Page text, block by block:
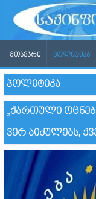
ᲛᲗᲐᲕᲐᲠᲘ ᲞᲝᲚᲘᲢᲘᲙᲐ
ᲞᲝᲚᲘᲢᲘᲙᲐ
„ᲥᲐᲠᲗᲣᲚᲘ
ᲕᲔᲠ ᲐᲘᲫᲣᲚᲔᲑᲡ,